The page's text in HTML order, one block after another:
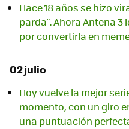
Hace 18 años se hizo
parda". Ahora Antena
por convertirla en
02 julio
Hoy vuelve la mejor
momento, con un giro
una puntuación